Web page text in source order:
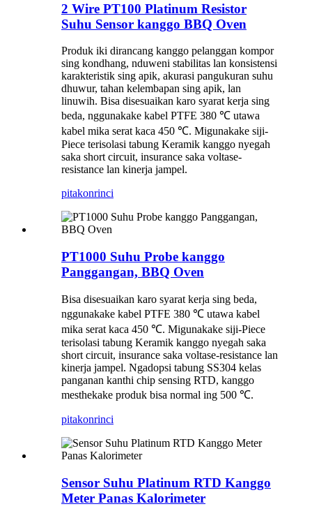
2 Wire PT100 Platinum Resistor
Suhu Sensor kanggo BBQ Oven
Produk iki dirancang kanggo pelanggan kompor
sing kondhang, nduweni stabilitas lan konsistensi
karakteristik sing apik, akurasi pangukuran suhu
dhuwur, tahan kelembapan sing apik, lan
linuwih. Bisa disesuaikan karo syarat kerja sing
beda, nggunakake kabel PTFE 380 ℃ utawa
kabel mika serat kaca 450 ℃. Migunakake siji-
Piece terisolasi tabung Keramik kanggo nyegah
saka short circuit, insurance saka voltase-
resistance lan kinerja jampel.
pitakonrinci
PT1000 Suhu Probe kanggo
Panggangan, BBQ Oven
Bisa disesuaikan karo syarat kerja sing beda,
nggunakake kabel PTFE 380 ℃ utawa kabel
mika serat kaca 450 ℃. Migunakake siji-Piece
terisolasi tabung Keramik kanggo nyegah saka
short circuit, insurance saka voltase-resistance lan
kinerja jampel. Ngadopsi tabung SS304 kelas
panganan kanthi chip sensing RTD, kanggo
mesthekake produk bisa normal ing 500 ℃.
pitakonrinci
Sensor Suhu Platinum RTD Kanggo
Meter Panas Kalorimeter